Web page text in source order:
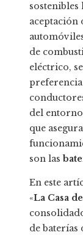
sostenibles
aceptación
de
eléctrico,
del
que
son las
En este
«La Casa
de baterías